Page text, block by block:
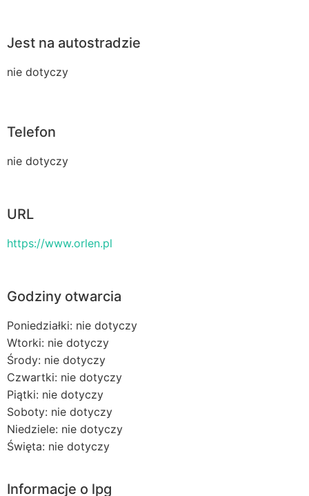
Jest na autostradzie
nie dotyczy
Telefon
nie dotyczy
URL
https://www.orlen.pl
Godziny otwarcia
Poniedziałki: nie dotyczy
Wtorki: nie dotyczy
Środy: nie dotyczy
Czwartki: nie dotyczy
Piątki: nie dotyczy
Soboty: nie dotyczy
Niedziele: nie dotyczy
Święta: nie dotyczy
Informacje o lpg